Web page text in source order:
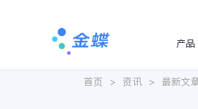
产品
首页 > 资讯 > 最新文